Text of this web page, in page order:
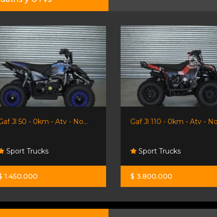
Jl 50 - 0km - Atv - No...
Sport Trucks
1.450.000
Gaf Jl 110 - 0km - Atv -
Sport Trucks
$ 3.800.000